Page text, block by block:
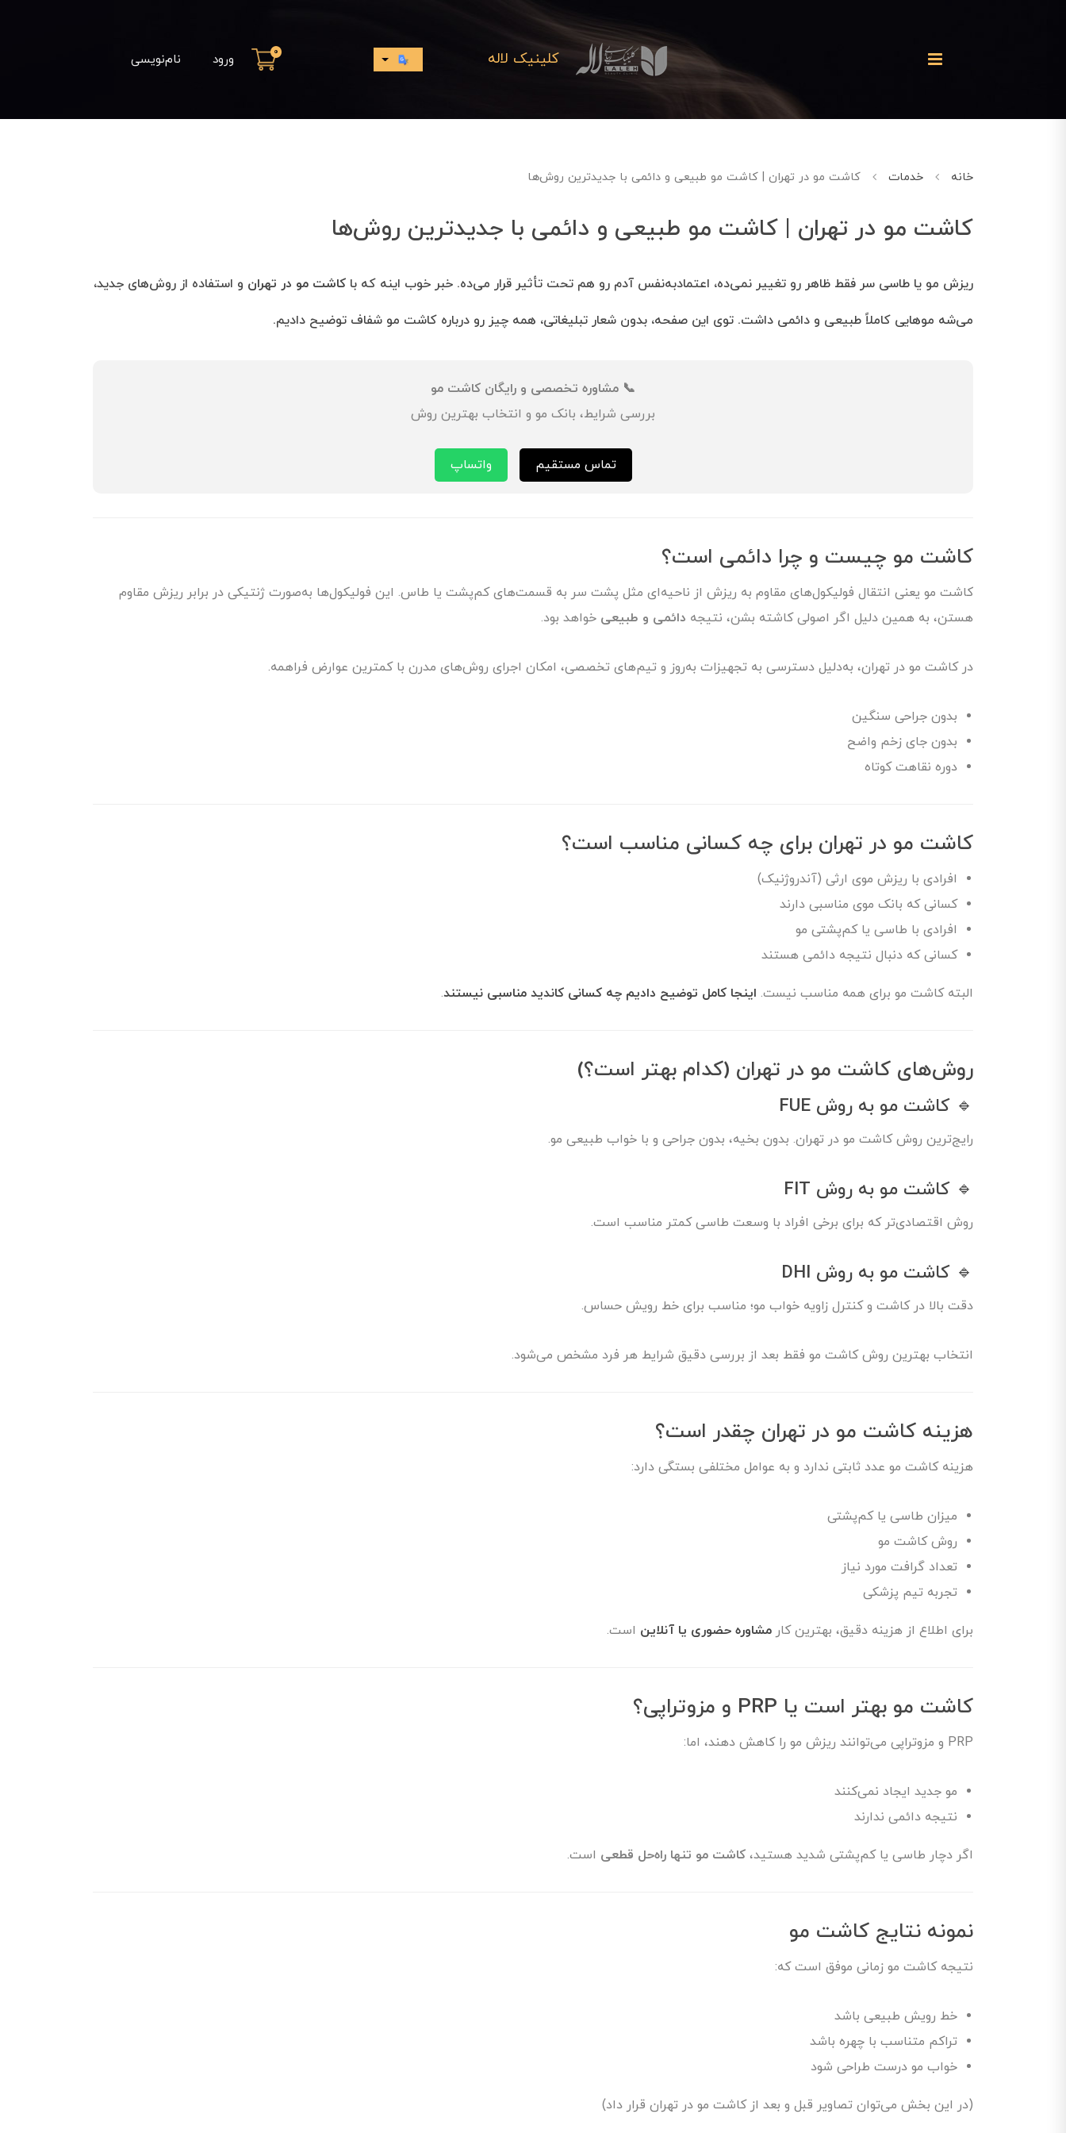
کلینیک لاله 0 ورود نام‌نویسی
خانه خدمات کاشت مو در تهران | کاشت مو طبیعی و دائمی با جدیدترین روش‌ها
کاشت مو در تهران | کاشت مو طبیعی و دائمی با جدیدترین روش‌ها
ریزش مو یا طاسی سر فقط ظاهر رو تغییر نمی‌ده، اعتمادبه‌نفس آدم رو هم تحت تأثیر قرار می‌ده. خبر خوب اینه که با کاشت مو در تهران و استفاده از روش‌های جدید،
می‌شه موهایی کاملاً طبیعی و دائمی داشت. توی این صفحه، بدون شعار تبلیغاتی، همه چیز رو درباره کاشت مو شفاف توضیح دادیم.
📞 مشاوره تخصصی و رایگان کاشت مو
بررسی شرایط، بانک مو و انتخاب بهترین روش
تماس مستقیم واتساپ
کاشت مو چیست و چرا دائمی است؟
کاشت مو یعنی انتقال فولیکول‌های مقاوم به ریزش از ناحیه‌ای مثل پشت سر به قسمت‌های کم‌پشت یا طاس. این فولیکول‌ها به‌صورت ژنتیکی در برابر ریزش مقاوم
هستن، به همین دلیل اگر اصولی کاشته بشن، نتیجه دائمی و طبیعی خواهد بود.
در کاشت مو در تهران، به‌دلیل دسترسی به تجهیزات به‌روز و تیم‌های تخصصی، امکان اجرای روش‌های مدرن با کمترین عوارض فراهمه.
بدون جراحی سنگین
بدون جای زخم واضح
دوره نقاهت کوتاه
کاشت مو در تهران برای چه کسانی مناسب است؟
افرادی با ریزش موی ارثی (آندروژنیک)
کسانی که بانک موی مناسبی دارند
افرادی با طاسی یا کم‌پشتی مو
کسانی که دنبال نتیجه دائمی هستند
البته کاشت مو برای همه مناسب نیست. اینجا کامل توضیح دادیم چه کسانی کاندید مناسبی نیستند.
روش‌های کاشت مو در تهران (کدام بهتر است؟)
🔹 کاشت مو به روش FUE
رایج‌ترین روش کاشت مو در تهران. بدون بخیه، بدون جراحی و با خواب طبیعی مو.
🔹 کاشت مو به روش FIT
روش اقتصادی‌تر که برای برخی افراد با وسعت طاسی کمتر مناسب است.
🔹 کاشت مو به روش DHI
دقت بالا در کاشت و کنترل زاویه خواب مو؛ مناسب برای خط رویش حساس.
انتخاب بهترین روش کاشت مو فقط بعد از بررسی دقیق شرایط هر فرد مشخص می‌شود.
هزینه کاشت مو در تهران چقدر است؟
هزینه کاشت مو عدد ثابتی ندارد و به عوامل مختلفی بستگی دارد:
میزان طاسی یا کم‌پشتی
روش کاشت مو
تعداد گرافت مورد نیاز
تجربه تیم پزشکی
برای اطلاع از هزینه دقیق، بهترین کار مشاوره حضوری یا آنلاین است.
کاشت مو بهتر است یا PRP و مزوتراپی؟
PRP و مزوتراپی می‌توانند ریزش مو را کاهش دهند، اما:
مو جدید ایجاد نمی‌کنند
نتیجه دائمی ندارند
اگر دچار طاسی یا کم‌پشتی شدید هستید، کاشت مو تنها راه‌حل قطعی است.
نمونه نتایج کاشت مو
نتیجه کاشت مو زمانی موفق است که:
خط رویش طبیعی باشد
تراکم متناسب با چهره باشد
خواب مو درست طراحی شود
(در این بخش می‌توان تصاویر قبل و بعد از کاشت مو در تهران قرار داد)